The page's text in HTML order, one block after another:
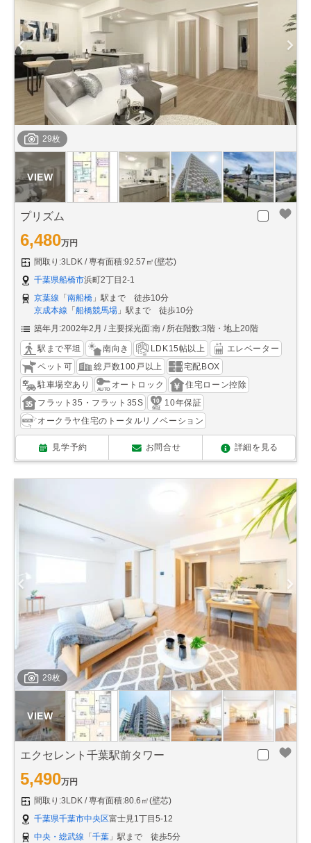
29枚
プリズム
6,480万円
間取り:3LDK
専有面積:92.57㎡(壁芯)
千葉県船橋市浜町2丁目2-1
京葉線 「 南船橋 」駅まで 徒歩10分
京成本線 「 船橋競馬場 」駅まで 徒歩10分
築年月:2002年2月
主要採光面:南 所在階数:3階・地上20階
駅まで平坦 南向き LDK15帖以上
エレベーター
ペット可
総戸数100戸以上
宅配BOX
駐車場空あり
オートロック
住宅ローン控除
フラット35・フラット35S
10年保証
オークラヤ住宅のトータルリノベーション
見学予約 お問合せ 詳細を見る
29枚
エクセレント千葉駅前タワー
5,490万円
間取り:3LDK
専有面積:80.6㎡(壁芯)
千葉県千葉市中央区富士見1丁目5-12
中央・総武線 「 千葉 」駅まで 徒歩5分